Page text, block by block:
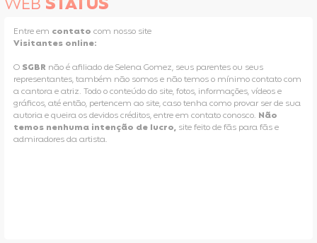
Entre em contato com nosso site
Visitantes online:
O SGBR não é afiliado de Selena Gomez, seus parentes ou seus
representantes, também não somos e não temos o mínimo contato com
a cantora e atriz. Todo o conteúdo do site, fotos, informações, vídeos e
gráficos, até então, pertencem ao site, caso tenha como provar ser de sua
autoria e queira os devidos créditos, entre em contato conosco. Não
temos nenhuma intenção de lucro, site feito de fãs para fãs e
admiradores da artista.